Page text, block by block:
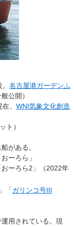
名古屋港ガーデンふ
公開）
、 WNI気象文化創造
ト）
がある。
おーろら」
ーろら2」（2022年
」「ガリンコ号III
運用されている。現